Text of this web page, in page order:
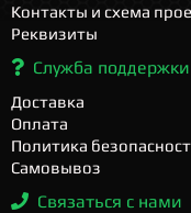
Контакты и схема
Реквизиты
Служба поддержки
Доставка
Оплата
Политика
Самовывоз
Связаться с нами